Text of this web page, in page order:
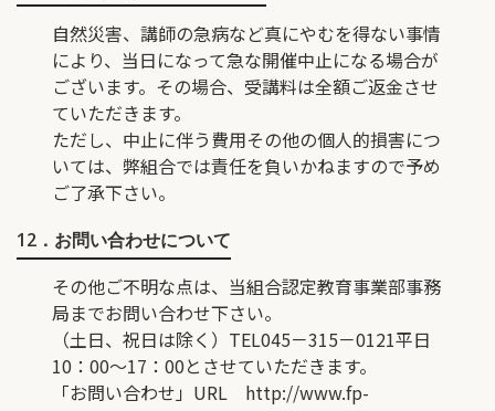
自然災害、講師の急病など真にやむを得ない事情
により、当日になって急な開催中止になる場合が
ございます。その場合、受講料は全額ご返金させ
ていただきます。
ただし、中止に伴う費用その他の個人的損害につ
いては、弊組合では責任を負いかねますので予め
ご了承下さい。
12．お問い合わせについて
その他ご不明な点は、当組合認定教育事業部事務
局までお問い合わせ下さい。
（土日、祝日は除く）TEL045－315－0121平日
10：00〜17：00とさせていただきます。
「お問い合わせ」URL http://www.fp-